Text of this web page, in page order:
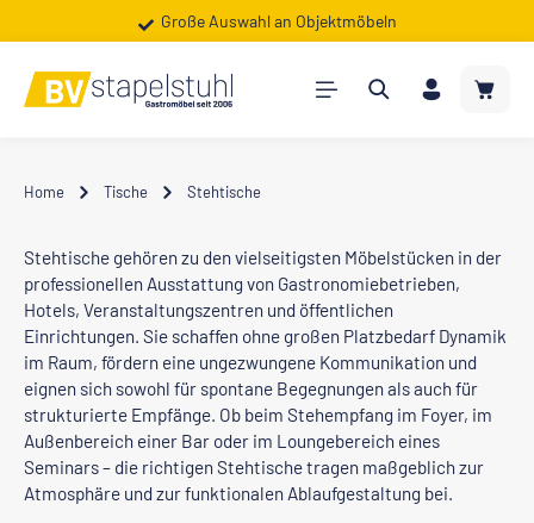
Zum Hauptinhalt springenGroße Auswahl an Objektmöbeln
Shop für Gewerbe, Vereine & Kommunen
Home Tische Stehtische
Stehtische gehören zu den vielseitigsten Möbelstücken in der
professionellen Ausstattung von Gastronomiebetrieben,
Hotels, Veranstaltungszentren und öffentlichen
Einrichtungen. Sie schaffen ohne großen Platzbedarf Dynamik
im Raum, fördern eine ungezwungene Kommunikation und
eignen sich sowohl für spontane Begegnungen als auch für
strukturierte Empfänge. Ob beim Stehempfang im Foyer, im
Außenbereich einer Bar oder im Loungebereich eines
Seminars – die richtigen Stehtische tragen maßgeblich zur
Atmosphäre und zur funktionalen Ablaufgestaltung bei.